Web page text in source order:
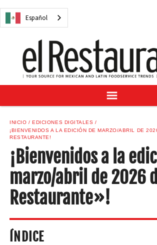
Español
NOTICIAS
RECETAS
GUÍA DEL COMPRADOR
SUSCRÍBASE A
CENTRO DE MUESTRAS
VINO/LICOR MEXICANO
Español
INICIO
EDICIONES DIGITALES
¡BIENVENIDOS A LA EDICIÓN DE MARZO/ABRIL DE
RESTAURANTE!
¡Bienvenidos a la
marzo/abril de 2026
Restaurante»!
ÍNDICE